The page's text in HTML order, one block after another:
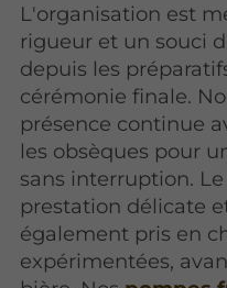
L'organisation est
rigueur et un souci
depuis les
cérémonie finale.
présence continue
les obsèques pour
sans interruption.
prestation délicate
également pris en
expérimentées,